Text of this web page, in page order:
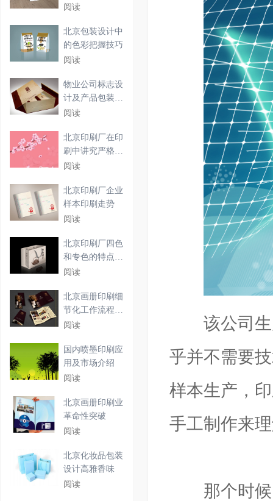
该公司生
乎并不需要
样本生产，
手工制作来
那个时候
骤
阅读
北京包装设计中
的色彩把握技巧
阅读
物业公司标志设
计及产品包装盒
设计
阅读
北京印刷厂在印
刷中讲究严格的
工作
阅读
北京印刷厂企业
样本印刷走势
阅读
北京印刷厂四色
和专色的特点必
须具
阅读
北京画册印刷细
节化工作流程解
析
阅读
国内喷墨印刷应
用及市场介绍
阅读
北京画册印刷业
革命性突破
阅读
北京化妆品包装
设计高雅香味
阅读